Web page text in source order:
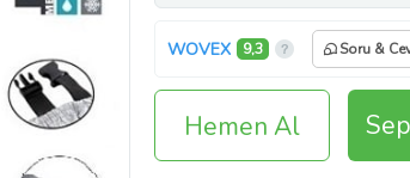
WOVEX 9,3 Soru &
Hemen Al